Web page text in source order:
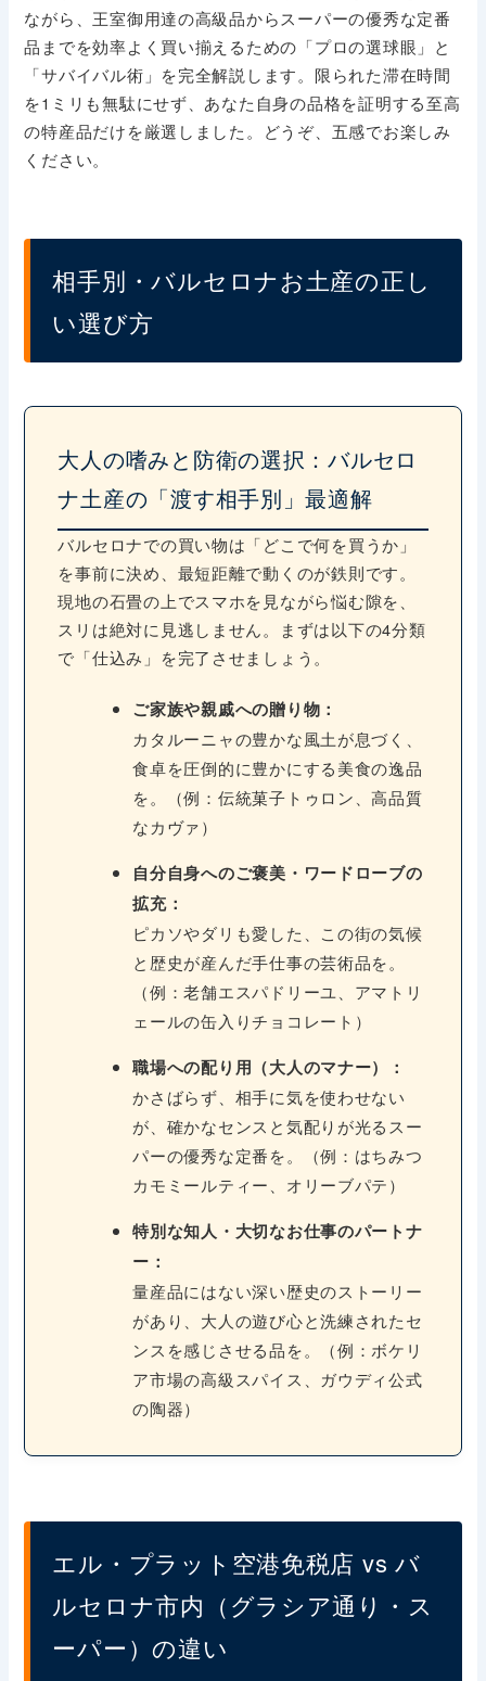
ながら、王室御用達の高級品からスーパーの優秀な定番
品までを効率よく買い揃えるための「プロの選球眼」と
「サバイバル術」を完全解説します。限られた滞在時間
を1ミリも無駄にせず、あなた自身の品格を証明する至高
の特産品だけを厳選しました。どうぞ、五感でお楽しみ
ください。
相手別・バルセロナお土産の正し
い選び方
大人の嗜みと防衛の選択：バルセロ
ナ土産の「渡す相手別」最適解
バルセロナでの買い物は「どこで何を買うか」
を事前に決め、最短距離で動くのが鉄則です。
現地の石畳の上でスマホを見ながら悩む隙を、
スリは絶対に見逃しません。まずは以下の4分類
で「仕込み」を完了させましょう。
ご家族や親戚への贈り物：
カタルーニャの豊かな風土が息づく、
食卓を圧倒的に豊かにする美食の逸品
を。（例：伝統菓子トゥロン、高品質
なカヴァ）
自分自身へのご褒美・ワードローブの
拡充：
ピカソやダリも愛した、この街の気候
と歴史が産んだ手仕事の芸術品を。
（例：老舗エスパドリーユ、アマトリ
ェールの缶入りチョコレート）
職場への配り用（大人のマナー）：
かさばらず、相手に気を使わせない
が、確かなセンスと気配りが光るスー
パーの優秀な定番を。（例：はちみつ
カモミールティー、オリーブパテ）
特別な知人・大切なお仕事のパートナ
ー：
量産品にはない深い歴史のストーリー
があり、大人の遊び心と洗練されたセ
ンスを感じさせる品を。（例：ボケリ
ア市場の高級スパイス、ガウディ公式
の陶器）
エル・プラット空港免税店 vs バ
ルセロナ市内（グラシア通り・ス
ーパー）の違い